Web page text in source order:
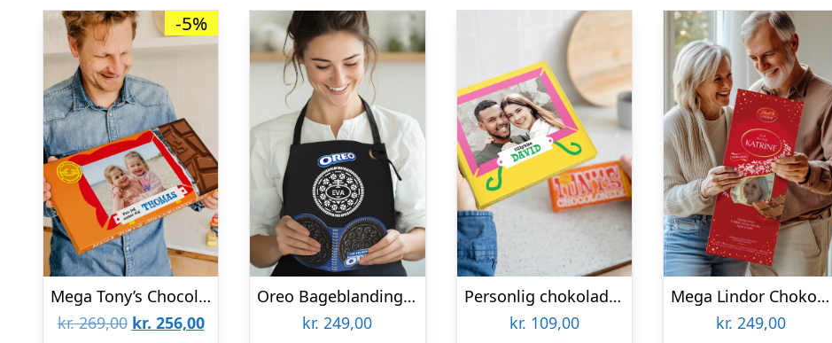
-5%
Mega Tony’s Chocolonely med navn og billede (5 plader chokolade)
kr.269,00 Den
kr. 256,00Den
Oreo Bageblanding Gaveæske med navn og/eller billede
kr. 249,00
Personlig chokolade gaveæske – Tony’s Chocolonely – Karamel/Havsalt
kr. 109,00
Mega Lindor Chokolade
kr. 249,00